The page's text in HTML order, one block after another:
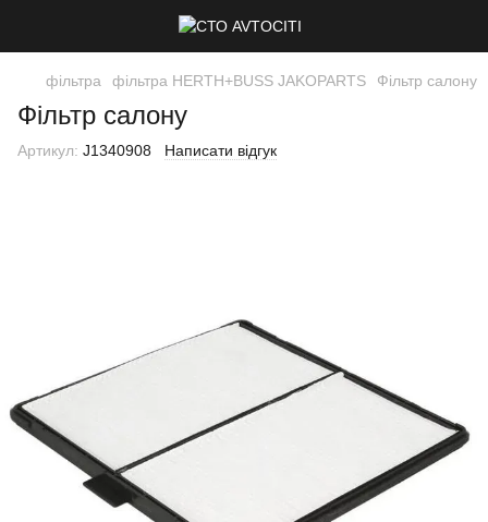
фільтра фільтра HERTH+BUSS JAKOPARTS Фільтр салону
Фільтр салону
Артикул: J1340908 Написати відгук